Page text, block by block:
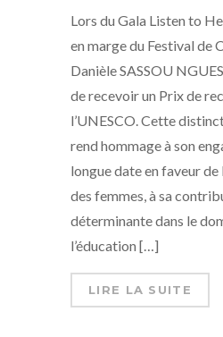
Lors du Gala Listen to
en marge du Festival de
Danièle SASSOU
de recevoir un Prix de
l’UNESCO. Cette
rend hommage à son
longue date en faveur de
des femmes, à sa
déterminante dans le
l’éducation […]
LIRE LA SUITE